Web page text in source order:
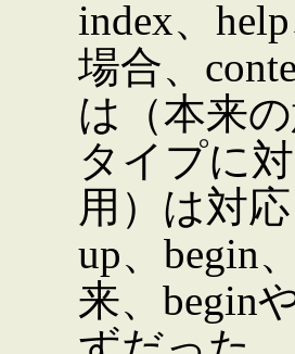
index、
場合、
は（本来
タイプに
用）は対
up、begin
来、begin